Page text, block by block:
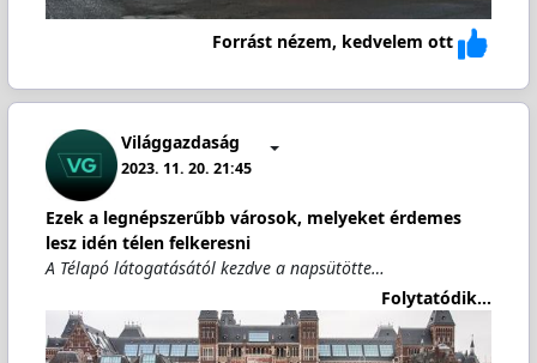
Forrást nézem, kedvelem ott
Világgazdaság
2023. 11. 20. 21:45
Ezek a legnépszerűbb városok, melyeket érdemes
lesz idén télen felkeresni
A Télapó látogatásától kezdve a napsütötte…
Folytatódik...